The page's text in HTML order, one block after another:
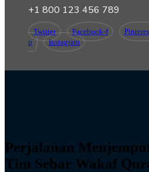
+1 800 123 456 789
Twitter Facebook-f
p
Instagram
Perjalanan
Tim Sebar Wakaf